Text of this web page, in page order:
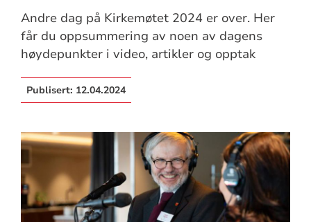
Andre dag på Kirkemøtet 2024 er over. Her
får du oppsummering av noen av dagens
høydepunkter i video, artikler og opptak
Publisert: 12.04.2024